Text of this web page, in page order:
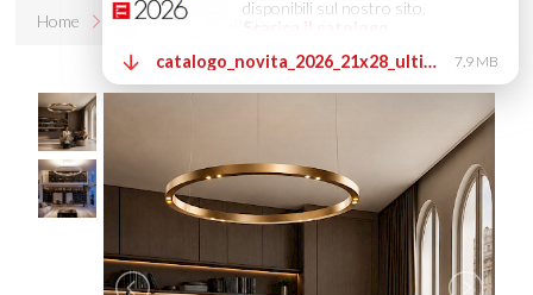
Home Prodotti Bellai up